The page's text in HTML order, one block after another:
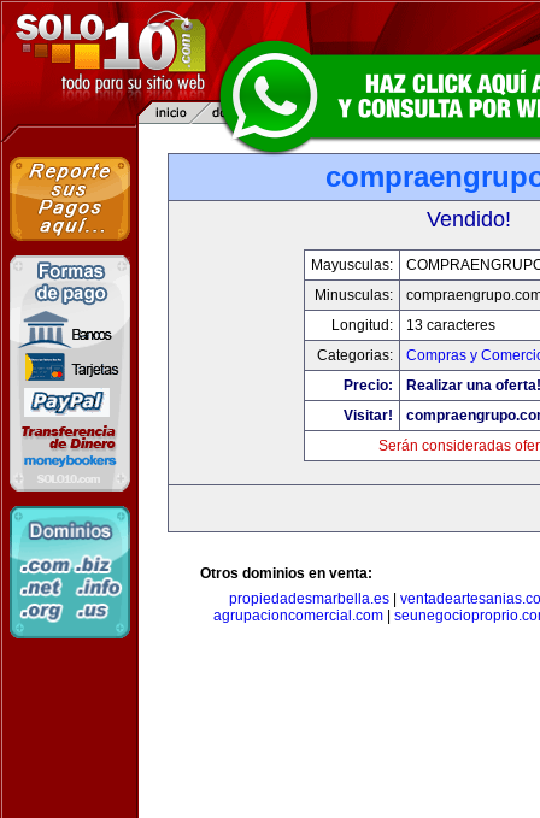
Vendido!
Mayusculas:
Minusculas:
Longitud:
13 caracteres
Categorias:
Compras y
Precio:
Realizar una oferta!
Visitar!
Serán consideradas
Otros dominios en venta:
propiedadesmarbella.es|
agrupacioncomercial.com